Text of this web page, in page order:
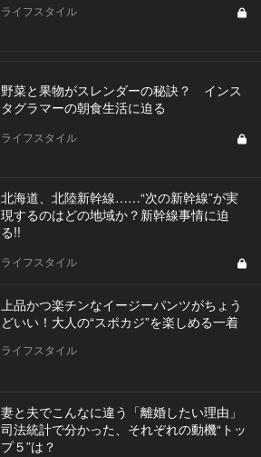
ライフスタイル
野菜と果物がスレンダーの秘訣？ インス
タグラマーの朝食生活に迫る
ライフスタイル
北海道、北陸新幹線……“次の新幹線”が実
現するのはどの地域か？新幹線事情に迫
る!!
ライフスタイル
上品かつ楽チンなイージーパンツがちょう
どいい！大人の“スポカジ”を楽しめる一着
ライフスタイル
妻と夫でこんなに違う「離婚したい理由」
司法統計で分かった、それぞれの動機“トッ
プ５”は？